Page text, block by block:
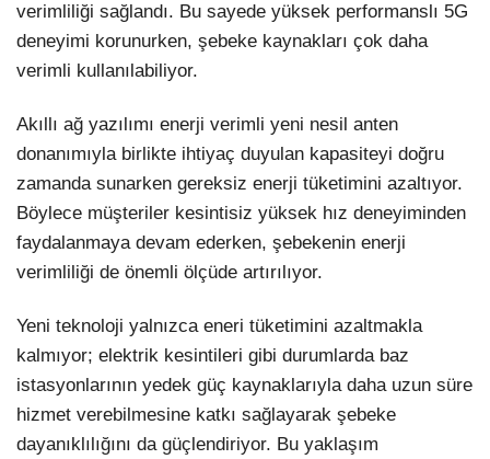
verimliliği sağlandı. Bu sayede yüksek performanslı 5G
deneyimi korunurken, şebeke kaynakları çok daha
verimli kullanılabiliyor.
Akıllı ağ yazılımı enerji verimli yeni nesil anten
donanımıyla birlikte ihtiyaç duyulan kapasiteyi doğru
zamanda sunarken gereksiz enerji tüketimini azaltıyor.
Böylece müşteriler kesintisiz yüksek hız deneyiminden
faydalanmaya devam ederken, şebekenin enerji
verimliliği de önemli ölçüde artırılıyor.
Yeni teknoloji yalnızca eneri tüketimini azaltmakla
kalmıyor; elektrik kesintileri gibi durumlarda baz
istasyonlarının yedek güç kaynaklarıyla daha uzun süre
hizmet verebilmesine katkı sağlayarak şebeke
dayanıklılığını da güçlendiriyor. Bu yaklaşım